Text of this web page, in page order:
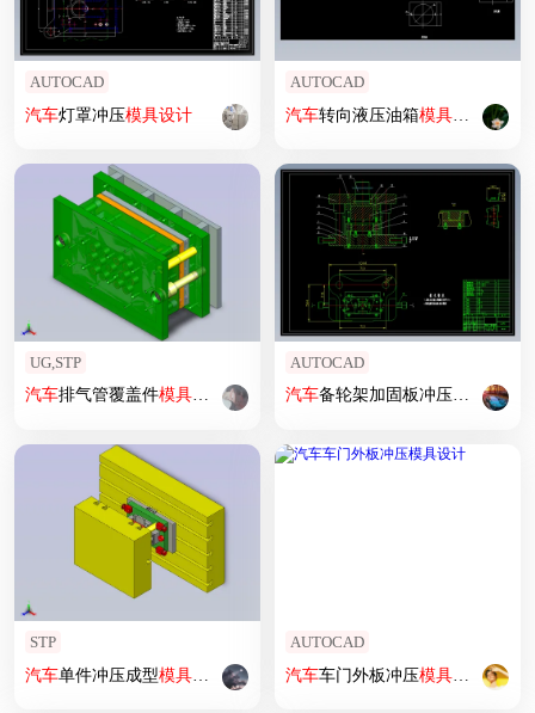
AUTOCAD
汽车灯罩冲压模具设计
AUTOCAD
汽车转向液压油箱模具设计
UG,STP
汽车排气管覆盖件模具设计
AUTOCAD
汽车备轮架加固板冲压模具设计
STP
汽车单件冲压成型模具设计
AUTOCAD
汽车车门外板冲压模具设计